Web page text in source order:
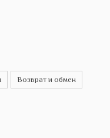
Возврат и обмен